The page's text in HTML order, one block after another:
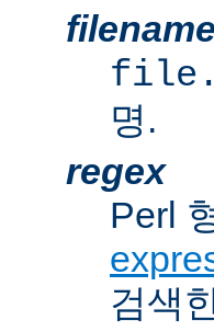
filename
명.
regex
Perl
검색